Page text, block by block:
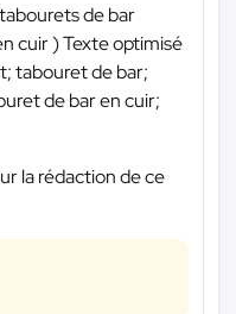
de bar
cuir ) Texte optimisé
tabouret de bar;
de bar en cuir;
la rédaction de ce